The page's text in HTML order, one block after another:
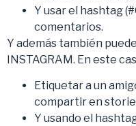
Y usar el hashtag
comentarios.
Y además también
INSTAGRAM. En este
Etiquetar a un
compartir en
Y usando el